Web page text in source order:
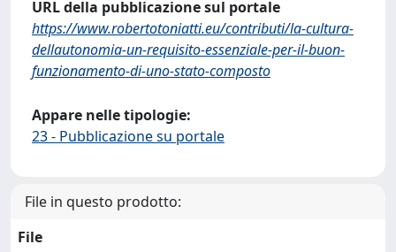
URL della pubblicazione sul portale
https://www.robertotoniatti.eu/contributi/la-cultura-
dellautonomia-un-requisito-essenziale-per-il-buon-
funzionamento-di-uno-stato-composto
Appare nelle tipologie:
23 - Pubblicazione su portale
File in questo prodotto:
File